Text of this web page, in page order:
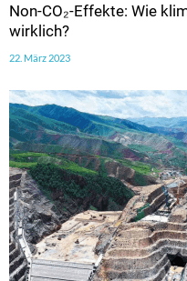
Non-CO₂-Effekte: Wie
wirklich?
22. März 2023